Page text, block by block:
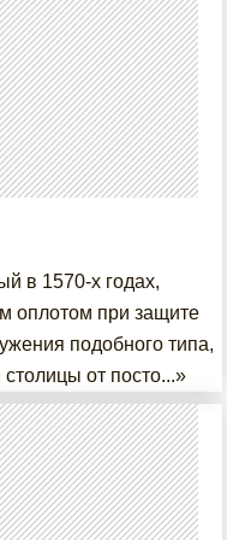
в 1570-х годах,
оплотом при защите
подобного типа,
от посто...»